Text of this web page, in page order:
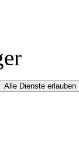
Alle Dienste erlauben